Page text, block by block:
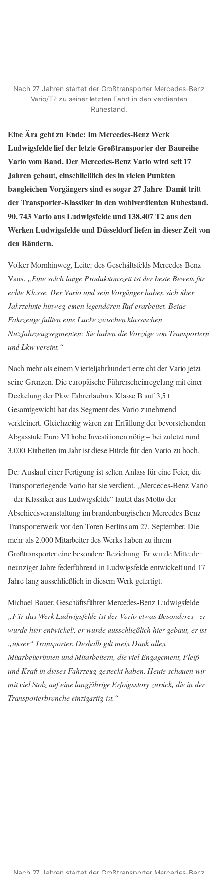
Nach 27 Jahren startet der Großtransporter Mercedes-Benz
Vario/T2 zu seiner letzten Fahrt in den verdienten
Ruhestand.
Eine Ära geht zu Ende: Im Mercedes-Benz Werk
Ludwigsfelde lief der letzte Großtransporter der Baureihe
Vario vom Band. Der Mercedes-Benz Vario wird seit 17
Jahren gebaut, einschließlich des in vielen Punkten
baugleichen Vorgängers sind es sogar 27 Jahre. Damit tritt
der Transporter-Klassiker in den wohlverdienten Ruhestand.
90. 743 Vario aus Ludwigsfelde und 138.407 T2 aus den
Werken Ludwigsfelde und Düsseldorf liefen in dieser Zeit von
den Bändern.
Volker Mornhinweg, Leiter des Geschäftsfelds Mercedes-Benz
Vans: „Eine solch lange Produktionszeit ist der beste Beweis für
echte Klasse. Der Vario und sein Vorgänger haben sich über
Jahrzehnte hinweg einen legendären Ruf erarbeitet. Beide
Fahrzeuge füllten eine Lücke zwischen klassischen
Nutzfahrzeugsegmenten: Sie haben die Vorzüge von Transportern
und Lkw vereint.“
Nach mehr als einem Vierteljahrhundert erreicht der Vario jetzt
seine Grenzen. Die europäische Führerscheinregelung mit einer
Deckelung der Pkw-Fahrerlaubnis Klasse B auf 3,5 t
Gesamtgewicht hat das Segment des Vario zunehmend
verkleinert. Gleichzeitig wären zur Erfüllung der bevorstehenden
Abgasstufe Euro VI hohe Investitionen nötig – bei zuletzt rund
3.000 Einheiten im Jahr ist diese Hürde für den Vario zu hoch.
Der Auslauf einer Fertigung ist selten Anlass für eine Feier, die
Transporterlegende Vario hat sie verdient. „Mercedes-Benz Vario
– der Klassiker aus Ludwigsfelde“ lautet das Motto der
Abschiedsveranstaltung im brandenburgischen Mercedes-Benz
Transporterwerk vor den Toren Berlins am 27. September. Die
mehr als 2.000 Mitarbeiter des Werks haben zu ihrem
Großtransporter eine besondere Beziehung. Er wurde Mitte der
neunziger Jahre federführend in Ludwigsfelde entwickelt und 17
Jahre lang ausschließlich in diesem Werk gefertigt.
Michael Bauer, Geschäftsführer Mercedes-Benz Ludwigsfelde:
„Für das Werk Ludwigsfelde ist der Vario etwas Besonderes– er
wurde hier entwickelt, er wurde ausschließlich hier gebaut, er ist
„unser“ Transporter. Deshalb gilt mein Dank allen
Mitarbeiterinnen und Mitarbeitern, die viel Engagement, Fleiß
und Kraft in dieses Fahrzeug gesteckt haben. Heute schauen wir
mit viel Stolz auf eine langjährige Erfolgsstory zurück, die in der
Transporterbranche einzigartig ist.“
Nach 27 Jahren startet der Großtransporter Mercedes-Benz